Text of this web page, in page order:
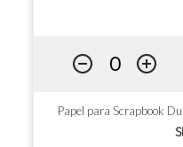
Papel para Scrapbook